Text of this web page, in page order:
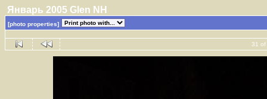
Январь 2005 Glen NH
[photo properties]
31 of